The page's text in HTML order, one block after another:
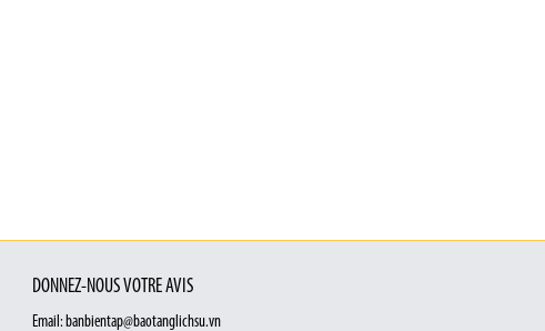
DONNEZ-NOUS VOTRE AVIS
Email: banbientap@baotanglichsu.vn